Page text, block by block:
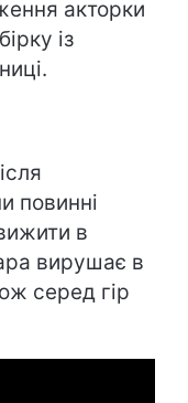
акторки
із
повинні
в
вирушає в
серед гір